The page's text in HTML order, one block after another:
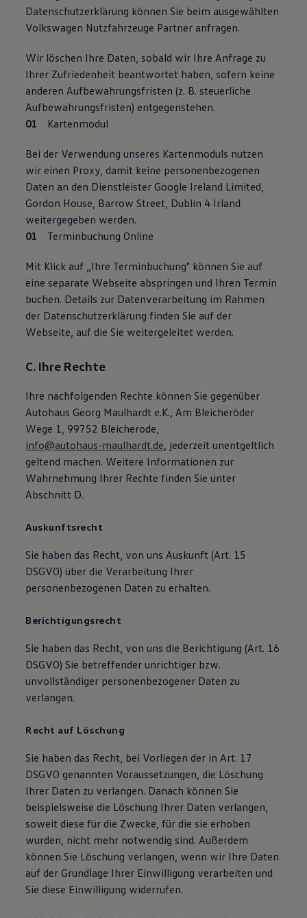
Datenschutzerklärung können Sie beim ausgewählten
Volkswagen Nutzfahrzeuge Partner anfragen.
Wir löschen Ihre Daten, sobald wir Ihre Anfrage zu
Ihrer Zufriedenheit beantwortet haben, sofern keine
anderen Aufbewahrungsfristen (z. B. steuerliche
Aufbewahrungsfristen) entgegenstehen.
Kartenmodul
Bei der Verwendung unseres Kartenmoduls nutzen
wir einen Proxy, damit keine personenbezogenen
Daten an den Dienstleister Google Ireland Limited,
Gordon House, Barrow Street, Dublin 4 Irland
weitergegeben werden.
Terminbuchung Online
Mit Klick auf „Ihre Terminbuchung" können Sie auf
eine separate Webseite abspringen und Ihren Termin
buchen. Details zur Datenverarbeitung im Rahmen
der Datenschutzerklärung finden Sie auf der
Webseite, auf die Sie weitergeleitet werden.
C. Ihre Rechte
Ihre nachfolgenden Rechte können Sie gegenüber
Autohaus Georg Maulhardt e.K., Am Bleicheröder
Wege 1, 99752 Bleicherode,
info@autohaus-maulhardt.de, jederzeit unentgeltlich
geltend machen. Weitere Informationen zur
Wahrnehmung Ihrer Rechte finden Sie unter
Abschnitt D.
Auskunftsrecht
Sie haben das Recht, von uns Auskunft (Art. 15
DSGVO) über die Verarbeitung Ihrer
personenbezogenen Daten zu erhalten.
Berichtigungsrecht
Sie haben das Recht, von uns die Berichtigung (Art. 16
DSGVO) Sie betreffender unrichtiger bzw.
unvollständiger personenbezogener Daten zu
verlangen.
Recht auf Löschung
Sie haben das Recht, bei Vorliegen der in Art. 17
DSGVO genannten Voraussetzungen, die Löschung
Ihrer Daten zu verlangen. Danach können Sie
beispielsweise die Löschung Ihrer Daten verlangen,
soweit diese für die Zwecke, für die sie erhoben
wurden, nicht mehr notwendig sind. Außerdem
können Sie Löschung verlangen, wenn wir Ihre Daten
auf der Grundlage Ihrer Einwilligung verarbeiten und
Sie diese Einwilligung widerrufen.